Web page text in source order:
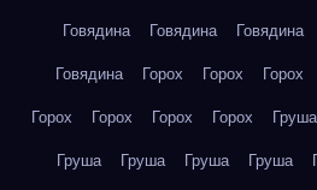
Говядина
Говядина Говядина
Говядина
Горох Горох Горох
Горох
Горох Горох Горох Груша
Груша
Груша Груша Груша